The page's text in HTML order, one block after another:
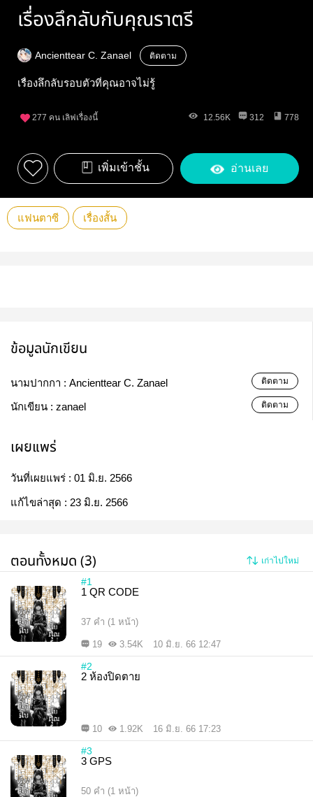
เรื่องลึกลับกับคุณราตรี
Ancienttear C. Zanael ติดตาม
เรื่องลึกลับรอบตัวที่คุณอาจไม่รู้
277 คน เลิฟเรื่องนี้ 12.56K 312 778
เพิ่มเข้าชั้น อ่านเลย
แฟนตาซี เรื่องสั้น
ข้อมูลนักเขียน
นามปากกา : Ancienttear C. Zanael ติดตาม
นักเขียน : zanael ติดตาม
เผยแพร่
วันที่เผยแพร่ : 01 มิ.ย. 2566
แก้ไขล่าสุด : 23 มิ.ย. 2566
ตอนทั้งหมด (3) เก่าไปใหม่
#1
1 QR CODE
37 คำ (1 หน้า)
19 3.54K 10 มิ.ย. 66 12:47
#2
2 ห้องปิดตาย
10 1.92K 16 มิ.ย. 66 17:23
#3
3 GPS
50 คำ (1 หน้า)